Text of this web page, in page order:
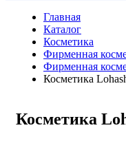
Главная
Каталог
Косметика
Фирменная
Фирменная
Косметика
Косметика